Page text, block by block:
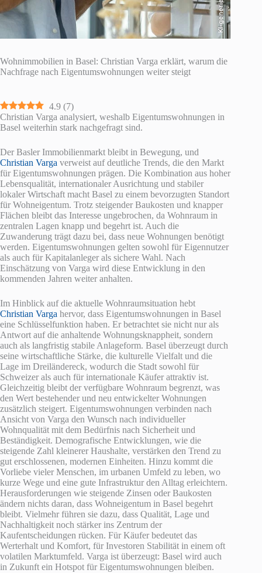
KI-generiert
Wohnimmobilien in Basel: Christian Varga erklärt, warum die
Nachfrage nach Eigentumswohnungen weiter steigt
4.9 (7)
Christian Varga analysiert, weshalb Eigentumswohnungen in
Basel weiterhin stark nachgefragt sind.
Der Basler Immobilienmarkt bleibt in Bewegung, und
Christian Varga verweist auf deutliche Trends, die den Markt
für Eigentumswohnungen prägen. Die Kombination aus hoher
Lebensqualität, internationaler Ausrichtung und stabiler
lokaler Wirtschaft macht Basel zu einem bevorzugten Standort
für Wohneigentum. Trotz steigender Baukosten und knapper
Flächen bleibt das Interesse ungebrochen, da Wohnraum in
zentralen Lagen knapp und begehrt ist. Auch die
Zuwanderung trägt dazu bei, dass neue Wohnungen benötigt
werden. Eigentumswohnungen gelten sowohl für Eigennutzer
als auch für Kapitalanleger als sichere Wahl. Nach
Einschätzung von Varga wird diese Entwicklung in den
kommenden Jahren weiter anhalten.
Im Hinblick auf die aktuelle Wohnraumsituation hebt
Christian Varga hervor, dass Eigentumswohnungen in Basel
eine Schlüsselfunktion haben. Er betrachtet sie nicht nur als
Antwort auf die anhaltende Wohnungsknappheit, sondern
auch als langfristig stabile Anlageform. Basel überzeugt durch
seine wirtschaftliche Stärke, die kulturelle Vielfalt und die
Lage im Dreiländereck, wodurch die Stadt sowohl für
Schweizer als auch für internationale Käufer attraktiv ist.
Gleichzeitig bleibt der verfügbare Wohnraum begrenzt, was
den Wert bestehender und neu entwickelter Wohnungen
zusätzlich steigert. Eigentumswohnungen verbinden nach
Ansicht von Varga den Wunsch nach individueller
Wohnqualität mit dem Bedürfnis nach Sicherheit und
Beständigkeit. Demografische Entwicklungen, wie die
steigende Zahl kleinerer Haushalte, verstärken den Trend zu
gut erschlossenen, modernen Einheiten. Hinzu kommt die
Vorliebe vieler Menschen, im urbanen Umfeld zu leben, wo
kurze Wege und eine gute Infrastruktur den Alltag erleichtern.
Herausforderungen wie steigende Zinsen oder Baukosten
ändern nichts daran, dass Wohneigentum in Basel begehrt
bleibt. Vielmehr führen sie dazu, dass Qualität, Lage und
Nachhaltigkeit noch stärker ins Zentrum der
Kaufentscheidungen rücken. Für Käufer bedeutet das
Werterhalt und Komfort, für Investoren Stabilität in einem oft
volatilen Marktumfeld. Varga ist überzeugt: Basel wird auch
in Zukunft ein Hotspot für Eigentumswohnungen bleiben.